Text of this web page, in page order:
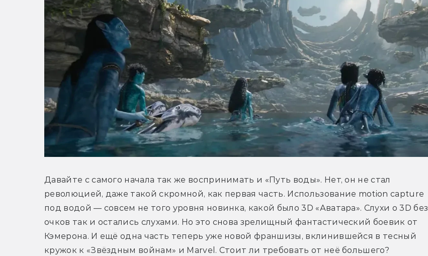
Давайте с самого начала так же воспринимать и «Путь воды». Нет, он не стал
революцией, даже такой скромной, как первая часть. Использование motion capture
под водой — совсем не того уровня новинка, какой было 3D «Аватара». Слухи о 3D без
очков так и остались слухами. Но это снова зрелищный фантастический боевик от
Кэмерона. И ещё одна часть теперь уже новой франшизы, вклинившейся в тесный
кружок к «Звёздным войнам» и Marvel. Стоит ли требовать от неё большего?